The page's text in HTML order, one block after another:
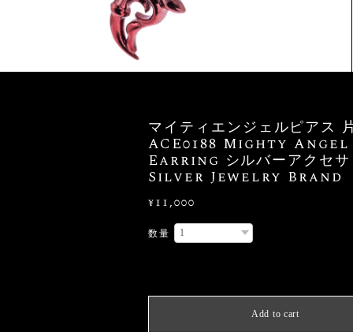
マイティエンジェルピアス
ACE0188 Mighty Angel
Earring シルバーアクセサ
Silver Jewelry Brand
¥11,000
数量
Add to cart